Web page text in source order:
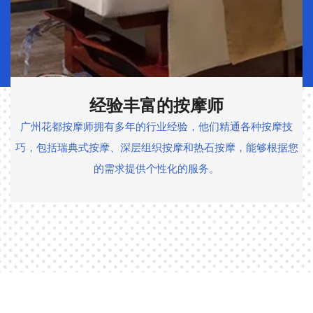
种按摩技
能够根据您
细致周到的服务
我们的技师以细致周到的服务著称，他们注重
满意度，始终确保提供最贴心和专业的